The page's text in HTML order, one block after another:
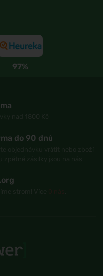
97%
do 90 dnů